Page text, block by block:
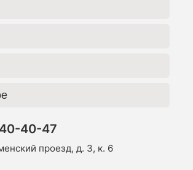
40-47
проезд, д. 3, к. 6